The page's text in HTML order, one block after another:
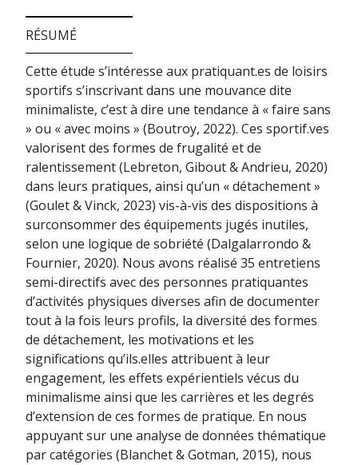
RÉSUMÉ
Cette étude s’intéresse aux pratiquant.es de loisirs
sportifs s’inscrivant dans une mouvance dite
minimaliste, c’est à dire une tendance à « faire sans
» ou « avec moins » (Boutroy, 2022). Ces sportif.ves
valorisent des formes de frugalité et de
ralentissement (Lebreton, Gibout & Andrieu, 2020)
dans leurs pratiques, ainsi qu’un « détachement »
(Goulet & Vinck, 2023) vis-à-vis des dispositions à
surconsommer des équipements jugés inutiles,
selon une logique de sobriété (Dalgalarrondo &
Fournier, 2020). Nous avons réalisé 35 entretiens
semi-directifs avec des personnes pratiquantes
d’activités physiques diverses afin de documenter
tout à la fois leurs profils, la diversité des formes
de détachement, les motivations et les
significations qu’ils.elles attribuent à leur
engagement, les effets expérientiels vécus du
minimalisme ainsi que les carrières et les degrés
d’extension de ces formes de pratique. En nous
appuyant sur une analyse de données thématique
par catégories (Blanchet & Gotman, 2015), nous